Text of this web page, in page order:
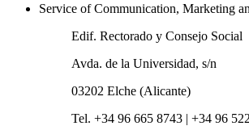
Service of Communication, Marketing
Edif. Rectorado y Consejo Social
Avda. de la Universidad, s/n
03202 Elche (Alicante)
Tel. +34 96 665 8743 | +34 96